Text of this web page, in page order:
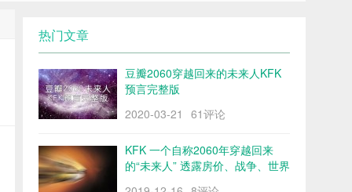
热门文章
豆瓣2060穿越回来的未来人KFK
预言完整版
2020-03-21
61评论
KFK 一个自称2060年穿越回来
的“未来人” 透露房价、战争、世界